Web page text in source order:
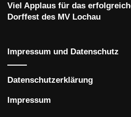
Viel Applaus für das
Dorffest des MV Lochau
Impressum und Datenschutz
Datenschutzerklärung
Impressum